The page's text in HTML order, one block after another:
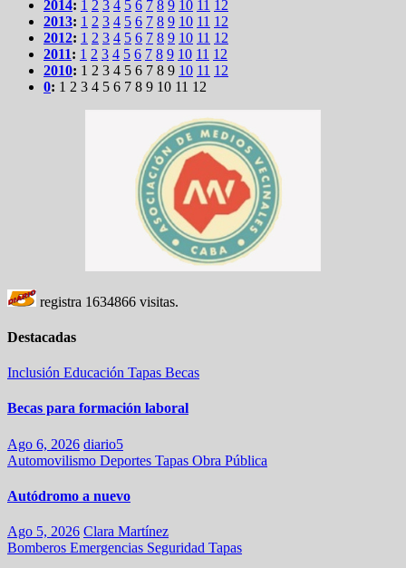
2014: 1 2 3 4 5 6 7 8 9 10 11 12
2013: 1 2 3 4 5 6 7 8 9 10 11 12
2012: 1 2 3 4 5 6 7 8 9 10 11 12
2011: 1 2 3 4 5 6 7 8 9 10 11 12
2010: 1 2 3 4 5 6 7 8 9 10 11 12
0: 1 2 3 4 5 6 7 8 9 10 11 12
registra 1634866 visitas.
Destacadas
Inclusión Educación Tapas Becas
Becas para formación laboral
Ago 6, 2026 diario5
Automovilismo Deportes Tapas Obra Pública
Autódromo a nuevo
Ago 5, 2026 Clara Martínez
Bomberos Emergencias Seguridad Tapas